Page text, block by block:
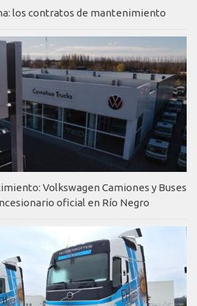
los contratos de mantenimiento
Volkswagen Camiones y Buses
oficial en Río Negro